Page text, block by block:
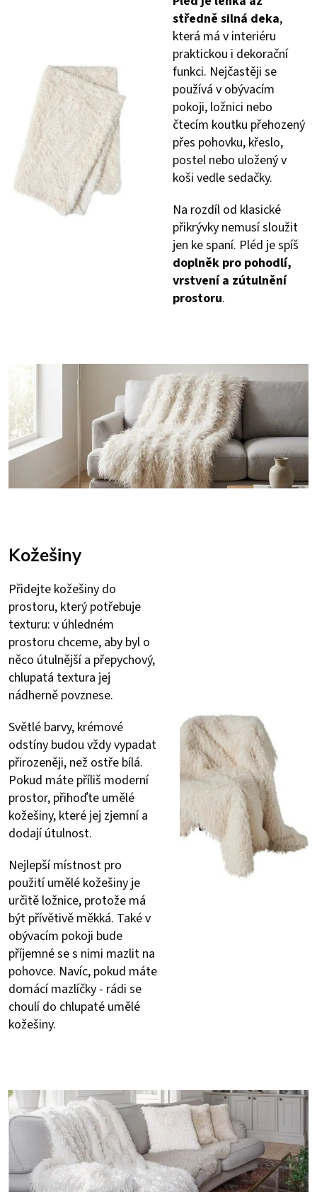
středně silná deka,
která má v interiéru
praktickou i dekorační
funkci. Nejčastěji se
používá v obývacím
pokoji, ložnici nebo
čtecím koutku přehozený
přes pohovku, křeslo,
postel nebo uložený v
koši vedle sedačky.
Na rozdíl od klasické
přikrývky nemusí sloužit
jen ke spaní. Pléd je spíš
doplněk pro pohodlí,
vrstvení a zútulnění
prostoru.
Kožešiny
Přidejte kožešiny do
prostoru, který potřebuje
texturu: v úhledném
prostoru chceme, aby byl o
něco útulnější a přepychový,
chlupatá textura jej
nádherně povznese.
Světlé barvy, krémové
odstíny budou vždy vypadat
přirozeněji, než ostře bílá.
Pokud máte příliš moderní
prostor, přihoďte umělé
kožešiny, které jej zjemní a
dodají útulnost.
Nejlepší místnost pro
použití umělé kožešiny je
určitě ložnice, protože má
být přívětivě měkká. Také v
obývacím pokoji bude
příjemné se s nimi mazlit na
pohovce. Navíc, pokud máte
domácí mazlíčky - rádi se
choulí do chlupaté umělé
kožešiny.